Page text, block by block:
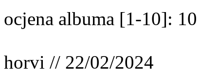
ocjena albuma [1-10]: 10
horvi // 22/02/2024